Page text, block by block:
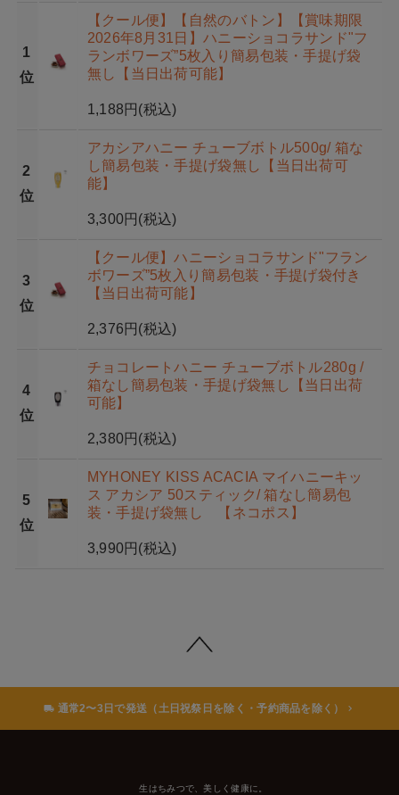
1
位
【クール便】【自然のバトン】【賞味期限
2026年8月31日】ハニーショコラサンド"フ
ランボワーズ”5枚入り簡易包装・手提げ袋
無し【当日出荷可能】
1,188円 (税込)
2
位
アカシアハニー チューブボトル500g/ 箱な
し簡易包装・手提げ袋無し【当日出荷可
能】
3,300円 (税込)
3
位
【クール便】ハニーショコラサンド"フラン
ボワーズ”5枚入り簡易包装・手提げ袋付き
【当日出荷可能】
2,376円 (税込)
4
位
チョコレートハニー チューブボトル280g /
箱なし簡易包装・手提げ袋無し【当日出荷
可能】
2,380円 (税込)
5
位
MYHONEY KISS ACACIA マイハニーキッ
ス アカシア 50スティック/ 箱なし簡易包
装・手提げ袋無し 【ネコポス】
3,990円 (税込)
通常2〜3日で発送（土日祝祭日を除く・予約商品を除く）
生はちみつで、美しく健康に。